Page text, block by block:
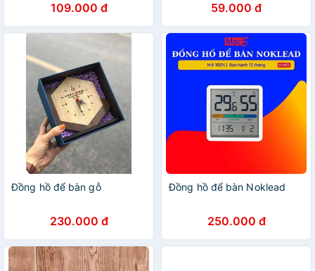
109.000 đ 59.000 đ
Đồng hồ để bàn gỗ
230.000 đ
Đồng hồ để bàn Noklead
250.000 đ